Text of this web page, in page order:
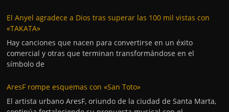
El Anyel agradece a Dios tras superar las 100 mil vistas con
«TAKATA»
Hay canciones que nacen para convertirse en un éxito
comercial y otras que terminan transformándose en el
símbolo de
AresF rompe esquemas con «San Toto»
El artista urbano AresF, oriundo de la ciudad de Santa Marta,